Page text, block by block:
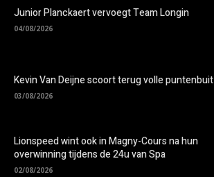
Junior Planckaert vervoegt Team Longin
04/08/2026
Kevin Van Deijne scoort terug volle puntenbuit
03/08/2026
Lionspeed wint ook in Magny-Cours na hun
overwinning tijdens de 24u van Spa
02/08/2026